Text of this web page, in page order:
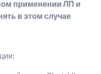
применении ЛП и
в этом случае